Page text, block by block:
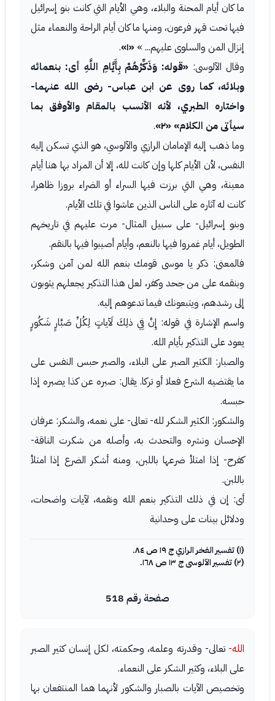
ما كان أيام المحنة والبلاء، وهي الأيام التي كانت بنو إسرائيل
فيها تحت قهر فرعون، ومنها ما كان أيام الراحة والنعماء مثل
إنزال المن والسلوى عليهم... » «١» .
وقال الآلوسى: «قوله: وَذَكِّرْهُمْ بِأَيَّامِ اللَّهِ أى: بنعمائه
وبلائه، كما روى عن ابن عباس- رضى الله عنهما-
واختاره الطبري، لأنه الأنسب بالمقام والأوفق بما
سيأتى من الكلام» «٢»
.
وما ذهب إليه الإمامان الرازي والآلوسي، هو الذي تسكن إليه
النفس، لأن الأيام كلها وإن كانت لله، إلا أن المراد بها هنا أيام
معينة، وهي التي برزت فيها السراء أو الضراء بروزا ظاهرا،
كانت له آثاره على الناس الذين عاشوا في تلك الأيام.
وبنو إسرائيل- على سبيل المثال- مرت عليهم في تاريخهم
الطويل، أيام غمروا فيها بالنعم، وأيام أصيبوا فيها بالنقم.
فالمعنى: ذكر يا موسى قومك بنعم الله لمن آمن وشكر،
وبنقمه على من جحد وكفر، لعل هذا التذكير يجعلهم يثوبون
إلى رشدهم، ويتبعونك فيما تدعوهم إليه.
واسم الإشارة في قوله: إِنَّ فِي ذلِكَ لَآياتٍ لِكُلِّ صَبَّارٍ شَكُورٍ
يعود على التذكير بأيام الله.
والصبار: الكثير الصبر على البلاء، والصبر حبس النفس على
ما يقتضيه الشرع فعلا أو تركا. يقال: صبره عن كذا يصبره إذا
حبسه.
والشكور: الكثير الشكر لله- تعالى- على نعمه، والشكر: عرفان
الإحسان ونشره والتحدث به، وأصله من شكرت الناقة-
كفرح- إذا امتلأ ضرعها باللبن، ومنه أشكر الضرع إذا امتلأ
باللبن.
أى: إن في ذلك التذكير بنعم الله ونقمه، لآيات واضحات،
ودلائل بينات على وحدانية
(١) تفسير الفخر الرازي ج ١٩ ص ٨٤.
(٢) تفسير الآلوسى ج ١٣ ص ١٦٨.
صفحة رقم 518
الله- تعالى- وقدرته وعلمه، وحكمته، لكل إنسان كثير الصبر
على البلاء، وكثير الشكر على النعماء.
وتخصيص الآيات بالصبار والشكور لأنهما هما المنتفعان بها